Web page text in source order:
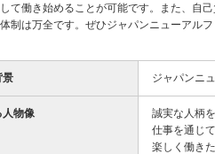
て働き始めることが可能です。また、自
制は万全です。ぜひジャパンニューアル
景 ジャパンニ
人物像
誠実な人柄
仕事を通じ
楽しく働き